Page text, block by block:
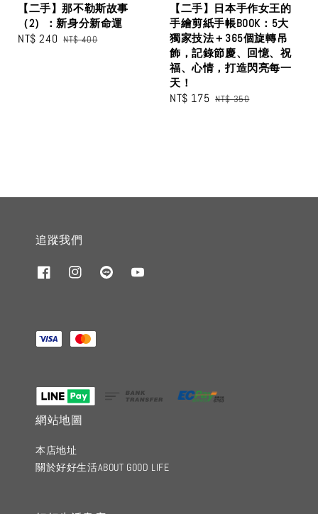
【二手】那不勒斯故事
（2）：新身分新命運
Sale
NT$ 240 Regular
NT$ 400
【二手】日本手作女王的
手繪剪紙手帳BOOK：5大
獨家技法＋365個旋轉吊
飾，記錄節慶、回憶、祝
福、心情，打造閃亮每一
天！
Sale
NT$ 175 Regular
NT$ 350
追蹤我們
網站地圖
本店地址
關於好好生活ABOUT GOOD LIFE